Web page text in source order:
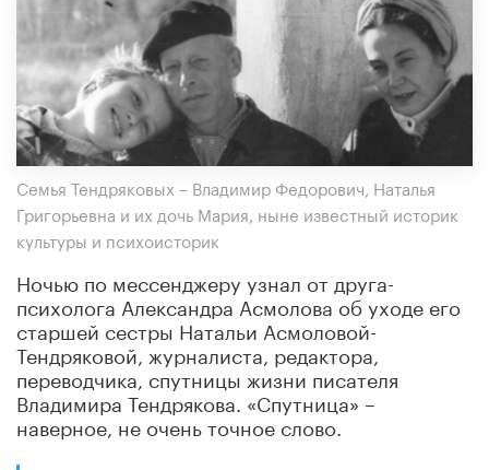
Семья Тендряковых – Владимир Федорович, Наталья
Григорьевна и их дочь Мария, ныне известный историк
культуры и психоисторик
Ночью по мессенджеру узнал от друга-
психолога Александра Асмолова об уходе его
старшей сестры Натальи Асмоловой-
Тендряковой, журналиста, редактора,
переводчика, спутницы жизни писателя
Владимира Тендрякова. «Спутница» –
наверное, не очень точное слово.